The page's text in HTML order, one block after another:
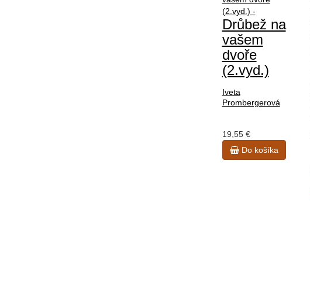
Drůbež na
vašem
dvoře
(2.vyd.)
Iveta
Prombergerová
19,55 €
Do košíka